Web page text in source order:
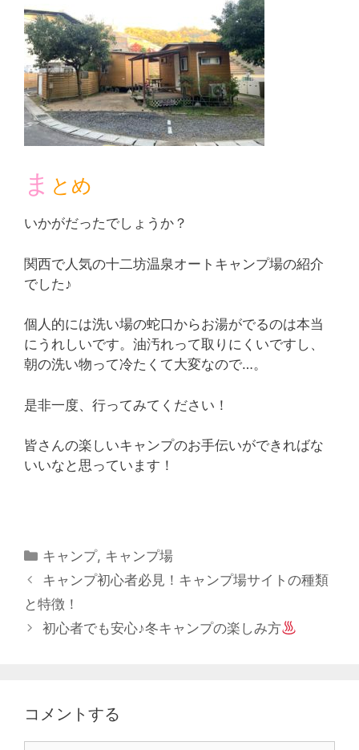
ま とめ
いかがだったでしょうか？
関西で人気の十二坊温泉オートキャンプ場の紹介
でした♪
個人的には洗い場の蛇口からお湯がでるのは本当
にうれしいです。油汚れって取りにくいですし、
朝の洗い物って冷たくて大変なので…。
是非一度、行ってみてください！
皆さんの楽しいキャンプのお手伝いができればな
いいなと思っています！
カ
テ
ゴ
リ
ー
キャンプ, キャンプ場
投
稿
ナ
ビ
ョ
キャンプ初心者必見！キャンプ場サイトの種類
と特徴！
初心者でも安心♪冬キャンプの楽しみ方
コメントする